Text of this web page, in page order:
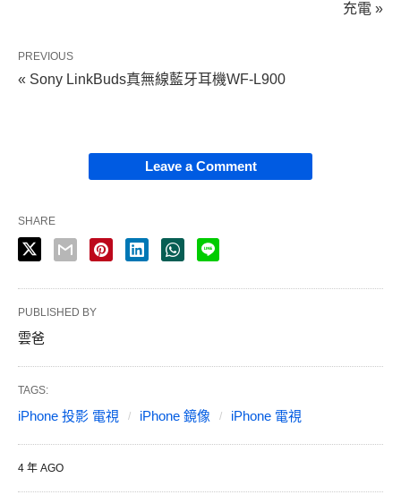
充電 »
PREVIOUS
« Sony LinkBuds真無線藍牙耳機WF-L900
Leave a Comment
SHARE
PUBLISHED BY
雲爸
TAGS:
iPhone 投影 電視 iPhone 鏡像 iPhone 電視
4 年 AGO